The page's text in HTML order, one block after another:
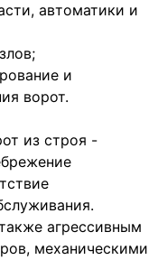
автоматики и
и
ворот.
из строя -
агрессивным
механическими